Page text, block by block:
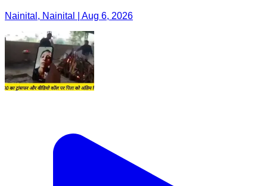
Nainital, Nainital | Aug 6, 2026